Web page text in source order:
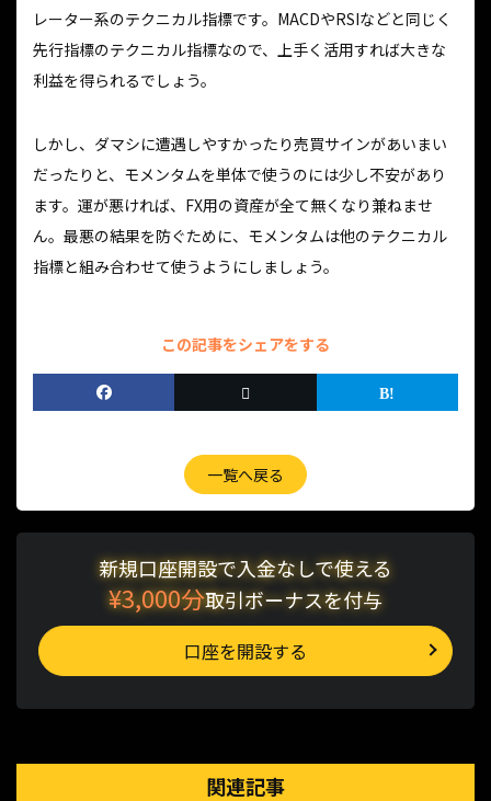
レーター系のテクニカル指標です。MACDやRSIなどと同じく
先行指標のテクニカル指標なので、上手く活用すれば大きな
利益を得られるでしょう。
しかし、ダマシに遭遇しやすかったり売買サインがあいまい
だったりと、モメンタムを単体で使うのには少し不安があり
ます。運が悪ければ、FX用の資産が全て無くなり兼ねませ
ん。最悪の結果を防ぐために、モメンタムは他のテクニカル
指標と組み合わせて使うようにしましょう。
この記事をシェアをする
一覧へ戻る
新規口座開設で入金なしで使える
¥3,000分取引ボーナスを付与
口座を開設する
関連記事